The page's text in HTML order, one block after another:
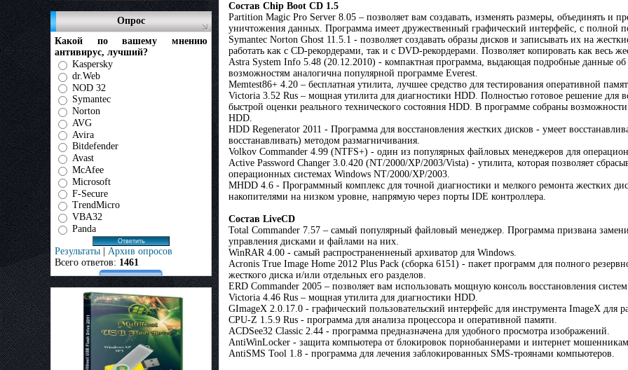
Опрос
Какой по вашему мнению
антивирус, лучший?
Kaspersky
dr.Web
NOD 32
Symantec
Norton
AVG
Avira
Bitdefender
Avast
McAfee
Microsoft
F-Secure
TrendMicro
VBA32
Panda
Результаты | Архив опросов
Всего ответов: 1461
Состав Chip Boot CD 1.5
Partition Magic Pro Server 8.05 – позволяет вам создавать, изменять размеры, объединять и
уничтожения данных. Программа имеет дружественный графический интерфейс, с полной
Symantec Norton Ghost 11.5.1 - позволяет создавать образы дисков и записывать их на
работать как с CD-рекордерами, так и с DVD-рекордерами. Позволяет копировать как весь
Astra System Info 5.48 (20.12.2010) - компактная программа, выдающая подробные данные
возможностям аналогична популярной программе Everest.
Memtest86+ 4.20 – бесплатная утилита, лучшее средство для тестирования оперативной
Victoria 3.52 Rus – мощная утилита для диагностики HDD. Полностью готовое решение для
быстрой оценки реального технического состояния HDD. В программе собраны
HDD.
HDD Regenerator 2011 - Программа для восстановления жестких дисков - умеет
восстанавливать) методом размагничивания.
Volkov Commander 4.99 (NTFS+) - один из популярных файловых менеджеров для
Active Password Changer 3.0.420 (NT/2000/XP/2003/Vista) - утилита, которая позволяет
операционных системах Windows NT/2000/XP/2003.
MHDD 4.6 - Программный комплекс для точной диагностики и мелкого ремонта жестких
накопителями на низком уровне, напрямую через порты IDE контроллера.
Состав LiveCD
Total Commander 7.57 – самый популярный файловый менеджер. Программа призвана
управления дисками и файлами на них.
WinRAR 4.00 - самый распространенненый архиватор для Windows.
Acronis True Image Home 2012 Plus Pack (сборка 6151) - пакет программ для полного
жесткого диска и/или отдельных его разделов.
ERD Commander 2005 – позволяет вам использовать мощную консоль восстановления
Victoria 4.46 Rus – мощная утилита для диагностики HDD.
GImageX 2.0.17.0 - графический пользовательский интерфейс для инструмента ImageX для
CPU-Z 1.5.9 Rus - программа для анализа процессора и оперативной памяти.
ACDSee32 Classic 2.44 - программа предназначена для удобного просмотра изображений.
AntiWinLocker - защита компьютера от блокировок порнобаннерами и интернет
AntiSMS Tool 1.8 - программа для лечения заблокированных SMS-троянами компьютеров.